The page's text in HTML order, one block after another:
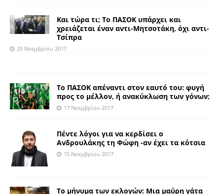
Και τώρα τι; Το ΠΑΣΟΚ υπάρχει και
χρειάζεται έναν αντι-Μητσοτάκη, όχι αντι-
Τσίπρα
20 Νοεμβρίου 2017
Το ΠΑΣΟΚ απέναντι στον εαυτό του: φυγή
προς το μέλλον, ή ανακύκλωση των γόνων;
17 Νοεμβρίου 2017
Πέντε λόγοι για να κερδίσει ο
Ανδρουλάκης τη Φώφη -αν έχει τα κότσια
15 Νοεμβρίου 2017
Το μήνυμα των εκλογών: Μια μαύρη γάτα